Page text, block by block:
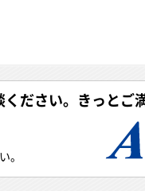
ださい。きっとご
。